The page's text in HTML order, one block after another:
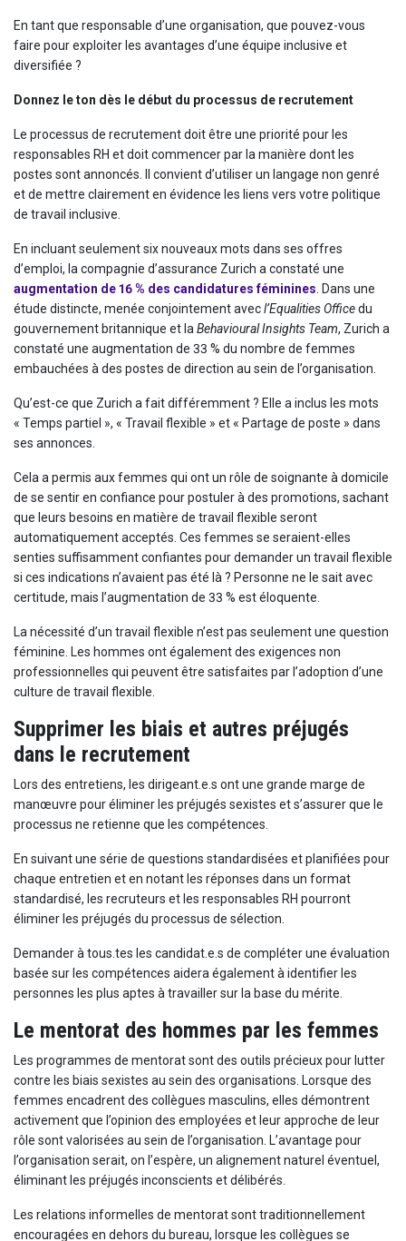
En tant que responsable d’une organisation, que pouvez-vous
faire pour exploiter les avantages d’une équipe inclusive et
diversifiée ?
Donnez le ton dès le début du processus de recrutement
Le processus de recrutement doit être une priorité pour les
responsables RH et doit commencer par la manière dont les
postes sont annoncés. Il convient d’utiliser un langage non genré
et de mettre clairement en évidence les liens vers votre politique
de travail inclusive.
En incluant seulement six nouveaux mots dans ses offres
d’emploi, la compagnie d’assurance Zurich a constaté une
augmentation de 16 % des candidatures féminines . Dans une
étude distincte, menée conjointement avecl’Equalities Officedu
gouvernement britannique et la Behavioural Insights Team, Zurich a
constaté une augmentation de 33 % du nombre de femmes
embauchées à des postes de direction au sein de l’organisation.
Qu’est-ce que Zurich a fait différemment ? Elle a inclus les mots
« Temps partiel », « Travail flexible » et « Partage de poste » dans
ses annonces.
Cela a permis aux femmes qui ont un rôle de soignante à domicile
de se sentir en confiance pour postuler à des promotions, sachant
que leurs besoins en matière de travail flexible seront
automatiquement acceptés. Ces femmes se seraient-elles
senties suffisamment confiantes pour demander un travail flexible
si ces indications n’avaient pas été là ? Personne ne le sait avec
certitude, mais l’augmentation de 33 % est éloquente.
La nécessité d’un travail flexible n’est pas seulement une question
féminine. Les hommes ont également des exigences non
professionnelles qui peuvent être satisfaites par l’adoption d’une
culture de travail flexible.
Supprimer les biais et autres préjugés
dans le recrutement
Lors des entretiens, les dirigeant.e.s ont une grande marge de
manœuvre pour éliminer les préjugés sexistes et s’assurer que le
processus ne retienne que les compétences.
En suivant une série de questions standardisées et planifiées pour
chaque entretien et en notant les réponses dans un format
standardisé, les recruteurs et les responsables RH pourront
éliminer les préjugés du processus de sélection.
Demander à tous.tes les candidat.e.s de compléter une évaluation
basée sur les compétences aidera également à identifier les
personnes les plus aptes à travailler sur la base du mérite.
Le mentorat des hommes par les femmes
Les programmes de mentorat sont des outils précieux pour lutter
contre les biais sexistes au sein des organisations. Lorsque des
femmes encadrent des collègues masculins, elles démontrent
activement que l’opinion des employées et leur approche de leur
rôle sont valorisées au sein de l’organisation. L’avantage pour
l’organisation serait, on l’espère, un alignement naturel éventuel,
éliminant les préjugés inconscients et délibérés.
Les relations informelles de mentorat sont traditionnellement
encouragées en dehors du bureau, lorsque les collègues se